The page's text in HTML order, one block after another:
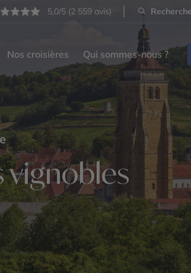
5,0/5 (2 559 avis)
Nos croisières Qui sommes-nous ?
vignobles